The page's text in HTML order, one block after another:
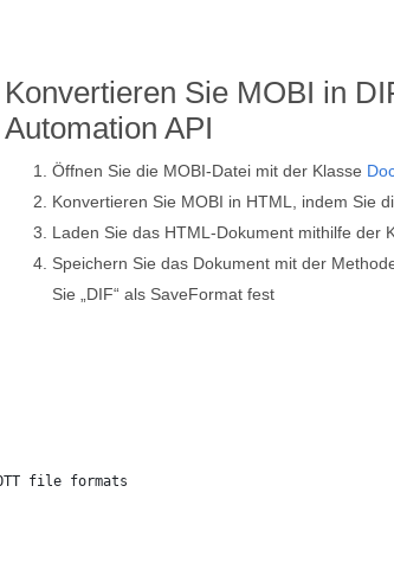
Konvertieren Sie MOBI in
Automation API
Öffnen Sie die MOBI-Datei mit der Klasse
Konvertieren Sie MOBI in HTML, indem Sie
Laden Sie das HTML-Dokument mithilfe der
Speichern Sie das Dokument mit der
Sie „DIF“ als SaveFormat fest
OTT file formats